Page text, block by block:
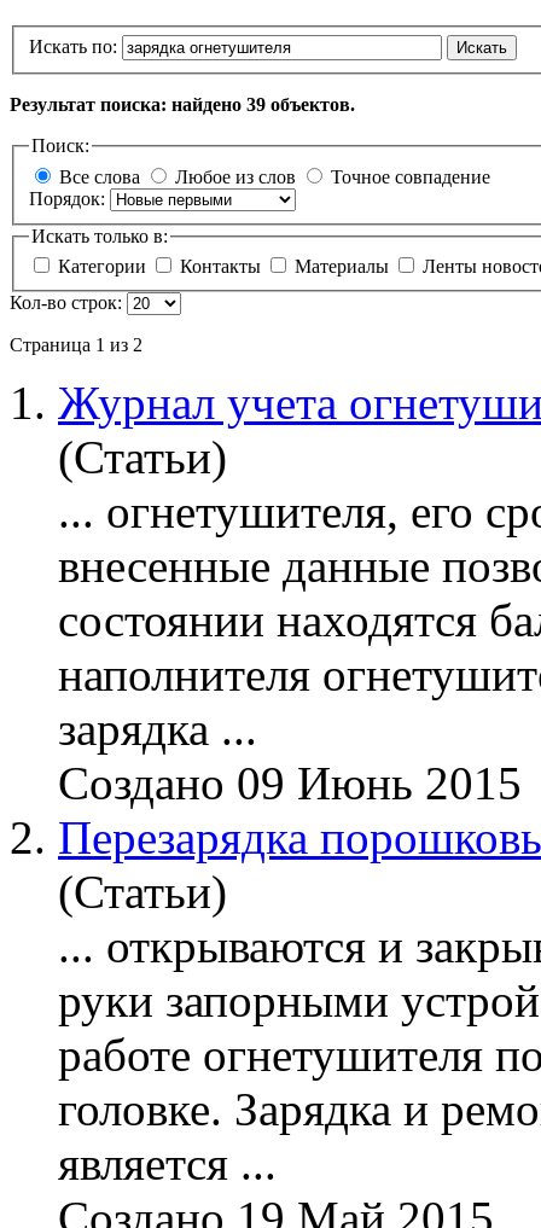
Искать по: Искать
Результат поиска: найдено 39 объектов.
Поиск:
Все слова
Любое из слов
Точное совпадение
Порядок:
Искать только в:
Категории
Контакты Материалы
Ленты
Кол-во строк:
Страница 1 из 2
1. Журнал учета
(Статьи)
... огнетушителя, его
внесенные данные
состоянии находятся
наполнителя
зарядка ...
Создано 09 Июнь 2015
2. Перезарядка
(Статьи)
... открываются и
руки запорными
работе огнетушителя
головке. Зарядка и
является ...